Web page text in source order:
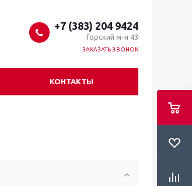
+7 (383) 204 9424
Горский м-н 43
ЗАКАЗАТЬ ЗВОНОК
КОНТАКТЫ